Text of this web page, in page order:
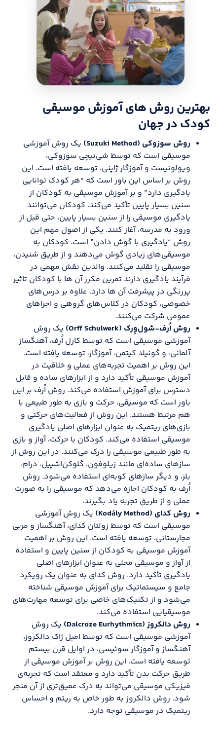
بهترین روش های آموزش موسیقی
کودک در جهان
روش سوزوکی (Suzuki Method
) یک روش آموزشی
موسیقی است که توسط شی‌نیچی سوزوکی،
ویولونیست و آموزگار ژاپنی، توسعه یافته است. این
روش بر اساس این باور است که “هر کودک توانایی
یادگیری دارد” و بر آموزش موسیقی به کودکان از
سنین بسیار پایین تأکید می‌کند. کودکان می‌توانند
یادگیری موسیقی را از سنین بسیار پایین، حتی قبل از
ورود به مدرسه، آغاز کنند. یکی از اصول مهم این
روش “یادگیری با گوش دادن” است. کودکان به
موسیقی‌های زیادی گوش می‌دهند و از طریق شنیدن،
موسیقی را تقلید می‌کنند. والدین نقش مهمی در
فرآیند یادگیری دارند تمرین مکرر آن ها با کودکان تاثیر
پررنگی در پیشرفت آن ها دارد. علاوه بر درس‌های
خصوصی، کودکان در کلاس‌های گروهی و اجراهای
عمومی شرکت می‌کنند.
روش اُرف-شول‌وِرک (Orff Schulwerk
) یک روش
آموزشی موسیقی است که توسط کارل اُرف، آهنگساز
آلمانی، و گونیلد کیتمن، آموزگار، توسعه یافته است.
این روش بر اهمیت تجربه‌های عملی و خلاقیت در
آموزش موسیقی تأکید دارد و از ابزارهای ساده و قابل
دسترس برای آموزش استفاده می‌کند. روش اُرف بر این
باور است که موسیقی، حرکت و بازی به طور طبیعی با
هم مرتبط هستند. این روش از فعالیت‌های حرکتی و
بازی‌های ریتمیک به عنوان ابزارهای اصلی یادگیری
موسیقی استفاده می‌کند. کودکان با حرکت، آواز و بازی
به طور طبیعی موسیقی را درک می‌کنند. در این روش از
سازهای ساده‌ای مانند زیلوفون، گلوکن‌اشپیل، درام،
بلز، و دیگر سازهای کوبه‌ای استفاده می‌شود. روش
اُرف به کودکان اجازه می‌دهد که موسیقی را به صورت
عملی و از طریق تجربه یاد بگیرند.
روش کدای (Kodály Method
) یک روش آموزشی
موسیقی است که توسط زولتان کدای، آهنگساز و مربی
مجارستانی، توسعه یافته است. این روش بر اهمیت
آموزش موسیقی به کودکان از سنین پایین و استفاده
از آواز و موسیقی محلی به عنوان ابزارهای اصلی
یادگیری تأکید دارد. روش کدای به عنوان یک رویکرد
جامع و سیستماتیک برای آموزش موسیقی شناخته
می‌شود و از تکنیک‌های خاصی برای توسعه مهارت‌های
موسیقیایی استفاده می‌کند.
روش دالکروز (Dalcroze Eurhythmics
) یک روش
آموزشی موسیقی است که توسط امیل ژاک دالکروز،
آهنگساز و آموزگار سوئیسی، در اوایل قرن بیستم
توسعه یافته است. این روش بر آموزش موسیقی از
طریق حرکت بدن تأکید دارد و معتقد است که تجربه‌ی
فیزیکی موسیقی می‌تواند به درک عمیق‌تری از آن منجر
شود. روش دالکروز به طور خاص به ریتم و احساس
ریتمیک در موسیقی توجه دارد.